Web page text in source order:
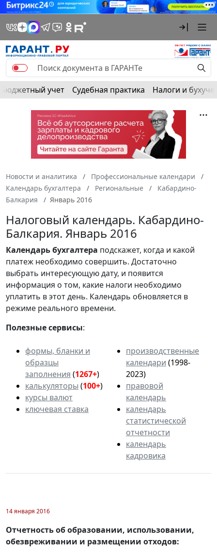
Бюджетный учет Судебная практика Налоги и
Новости и аналитика
Профессиональные календари
Календарь бухгалтера
Региональные
Кабардино-
Балкария
Январь 2016
Налоговый календарь. Кабардино-
Балкария. Январь 2016
Календарьбухгалтера подскажет, когда и какой
платеж необходимо совершить. Достаточно
выбрать интересующую дату, и появится
информация о том, какие налоги необходимо
уплатить в этот день. Календарь обновляется в
режиме реального времени.
Полезные сервисы:
формы, бланки и
образцы
заполнения (1267+)
калькуляторы (100+)
курсы валют
ключевая ставка
производственные
календари (1998-
2023)
правовой
календарь
календарь
статистической
отчетности
календарь
кадровика
14 января 2016
Отчетность об образовании, использовании,
обезвреживании и размещении отходов: